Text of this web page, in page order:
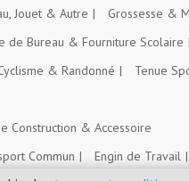
Jouet & Autre
Grossesse &
de Bureau & Fourniture Scolaire
& Randonné
Tenue
Construction & Accessoire
Commun Engin de Travail